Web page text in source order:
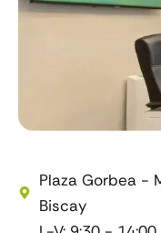
Plaza Gorbea -
Biscay